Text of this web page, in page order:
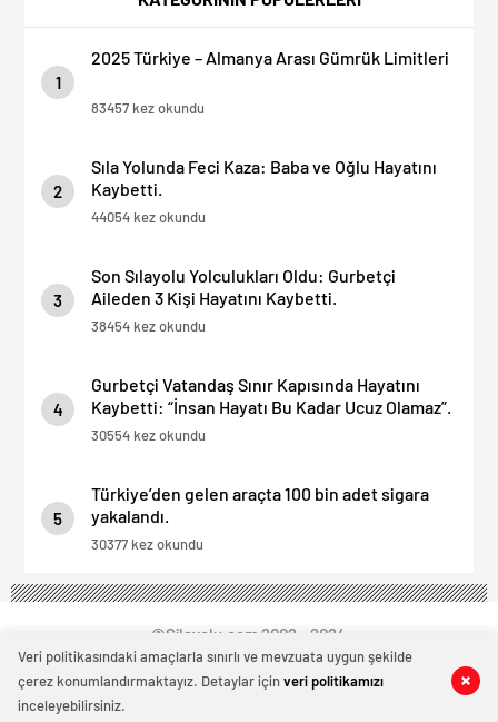
0 0
0 0
1
2025 Türkiye – Almanya Arası Gümrük Limitleri
83457 kez okundu
2
Sıla Yolunda Feci Kaza: Baba ve Oğlu Hayatını
Kaybetti.
44054 kez okundu
3
Son Sılayolu Yolculukları Oldu: Gurbetçi
Aileden 3 Kişi Hayatını Kaybetti.
38454 kez okundu
4
Gurbetçi Vatandaş Sınır Kapısında Hayatını
Kaybetti: “İnsan Hayatı Bu Kadar Ucuz Olamaz”.
30554 kez okundu
5
Türkiye’den gelen araçta 100 bin adet sigara
yakalandı.
30377 kez okundu
©Silayolu.com 2002 - 2024
Veri politikasındaki amaçlarla sınırlı ve mevzuata uygun şekilde
çerez konumlandırmaktayız. Detaylar içinveri politikamızı
inceleyebilirsiniz.